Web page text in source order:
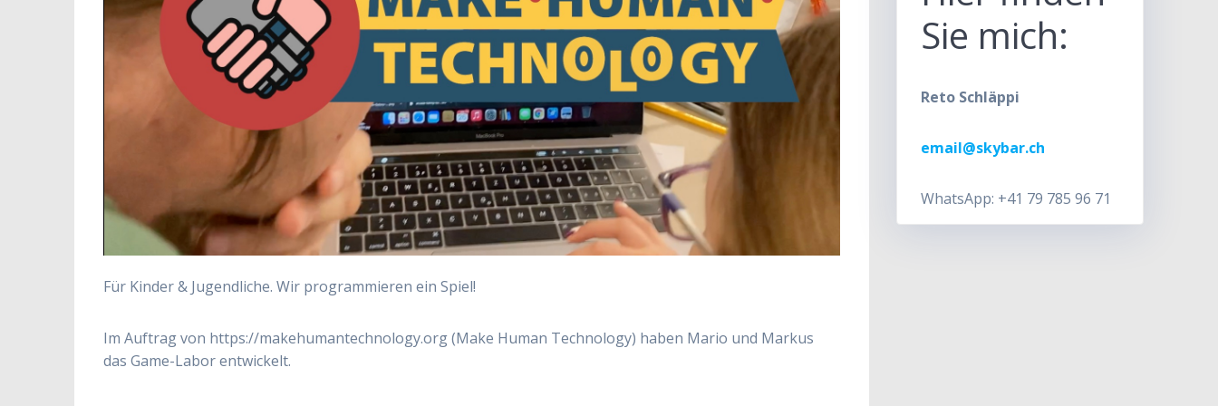
Für Kinder & Jugendliche. Wir programmieren ein Spiel!
Im Auftrag von https://makehumantechnology.org (Make Human Technology) haben Mario und Markus
das Game-Labor entwickelt.
Sie mich:
Reto Schläppi
email@skybar.ch
WhatsApp: +41 79 785 96 71